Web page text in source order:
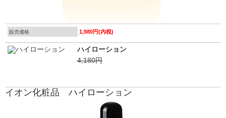
販売価格 1,980円(内税)
ハイローション
4,180円
イオン化粧品 ハイローション